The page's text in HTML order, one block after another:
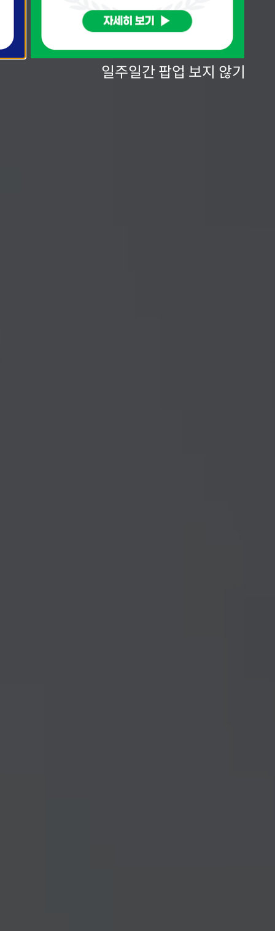
일주일간 팝업 보지 않기